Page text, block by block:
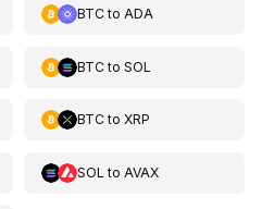
BTCto ADA
BTCto SOL
BTCto XRP
SOL to AVAX